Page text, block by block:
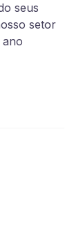
seus
setor
ano